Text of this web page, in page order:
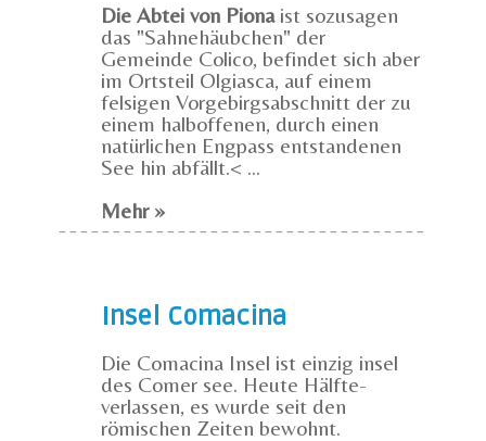
Die Abtei von Piona ist sozusagen
das "Sahnehäubchen" der
Gemeinde Colico, befindet sich aber
im Ortsteil Olgiasca, auf einem
felsigen Vorgebirgsabschnitt der zu
einem halboffenen, durch einen
natürlichen Engpass entstandenen
See hin abfällt.< ...
Mehr »
Insel Comacina
Die Comacina Insel ist einzig insel
des Comer see. Heute Hälfte-
verlassen, es wurde seit den
römischen Zeiten bewohnt.